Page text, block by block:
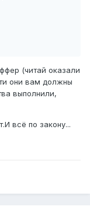
(читай оказали
они вам должны
выполнили,
всё по закону...